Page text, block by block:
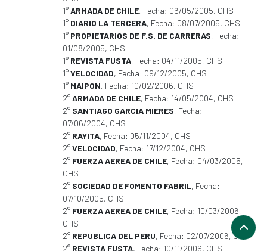
1°ARMADA DE CHILE, Fecha: 06/05/2005, CHS
1° DIARIO LA TERCERA, Fecha: 08/07/2005, CHS
1° PROPIETARIOS DE F.S. DE CARRERAS, Fecha:
01/08/2005, CHS
1° REVISTA FUSTA, Fecha: 04/11/2005, CHS
1°VELOCIDAD, Fecha: 09/12/2005, CHS
1° MAIPON, Fecha: 10/02/2006, CHS
2°ARMADA DE CHILE, Fecha: 14/05/2004, CHS
2° SANTIAGO GARCIA MIERES, Fecha:
07/06/2004, CHS
2° RAYITA, Fecha: 05/11/2004, CHS
2°VELOCIDAD, Fecha: 17/12/2004, CHS
2° FUERZA AEREA DE CHILE, Fecha: 04/03/2005,
CHS
2° SOCIEDAD DE FOMENTO FABRIL, Fecha:
07/10/2005, CHS
2° FUERZA AEREA DE CHILE, Fecha: 10/03/2006,
CHS
2° REPUBLICA DEL PERU, Fecha: 02/07/2006, CHS
2° REVISTA FUSTA, Fecha: 10/11/2006, CHS